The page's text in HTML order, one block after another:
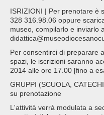
ISRIZIONI | Per prenotare è
328 316.98.06 oppure
museo, compilarlo e inviarlo
Per consentirci di preparare
spazi, le iscrizioni saranno
2014 alle ore 17.00 [fino a
GRUPPI (SCUOLA,
su prenotazione
L'attività verrà modulata a